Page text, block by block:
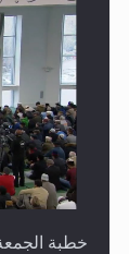
خطبة